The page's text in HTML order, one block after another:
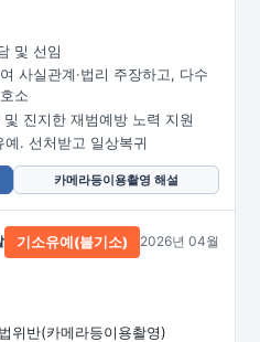
및 선임
사실관계·법리 주장하고, 다수
소
진지한 재범예방 노력 지원
. 선처받고 일상복귀
카메라등이용촬영 해설
위반(카메라등이용촬영)
기소유예(불기소) 2026년 04월